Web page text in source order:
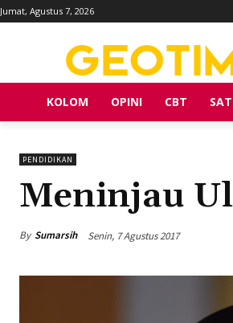
Jumat, Agustus 7, 2026
KOLOM OPINI CBT
PENDIDIKAN
Meninjau
By Sumarsih Senin, 7 Agustus 2017